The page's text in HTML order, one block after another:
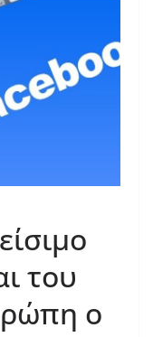
του
ο